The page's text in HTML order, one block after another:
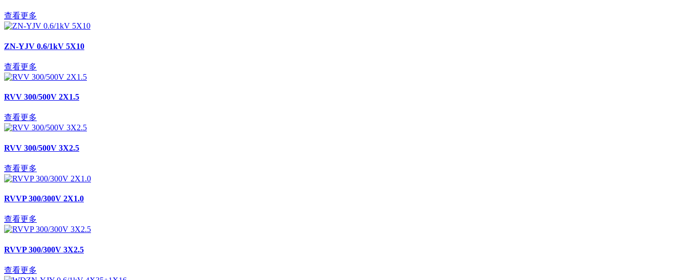
查看更多
ZN-YJV 0.6/1kV 5X10
查看更多
RVV 300/500V 2X1.5
查看更多
RVV 300/500V 3X2.5
查看更多
RVVP 300/300V 2X1.0
查看更多
RVVP 300/300V 3X2.5
查看更多